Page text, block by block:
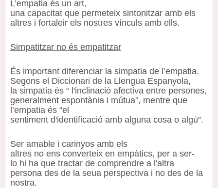
L’empatia és un art,
una capacitat que permeteix sintonitzar amb els
altres i fortaleir els nostres vínculs amb ells.
Simpatitzar no és empatitzar
És important diferenciar la simpatia de l’empatia.
Segons el Diccionari de la Llengua Espanyola,
la simpatia és “ l'inclinació afectiva entre persones,
generalment espontània i mútua”, mentre que
l’empatia és “el
sentiment d'identificació amb alguna cosa o algú”.
Ser amable i carinyos amb els
altres no ens converteix en empàtics, per a ser-
lo hi ha que tractar de comprendre a l'altra
persona des de la seua perspectiva i no des de la
nostra.